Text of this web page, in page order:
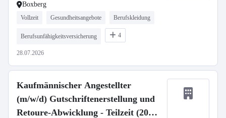
Boxberg
Vollzeit Gesundheitsangebote Berufskleidung
Berufsunfähigkeitsversicherung 4
28.07.2026
Kaufmännischer Angestellter
(m/w/d) Gutschriftenerstellung und
Retoure-Abwicklung - Teilzeit (20